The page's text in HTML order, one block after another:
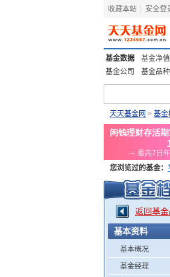
收藏本站 安全登
基金数据 基金净值
基金公司
基金品种
天天基金网 > 基金
您浏览过的基金：
添富优势 华安宏利
返回基
基本资料
基本概况
基金经理